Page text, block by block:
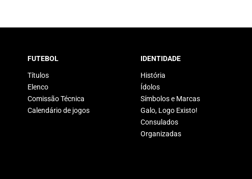
FUTEBOL
Títulos
Elenco
Comissão Técnica
Calendário de jogos
IDENTIDADE
História
Ídolos
Símbolos e Marcas
Galo, Logo Existo!
Consulados
Organizadas